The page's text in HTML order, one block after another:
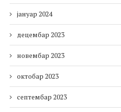
јануар 2024
децембар 2023
новембар 2023
октобар 2023
септембар 2023